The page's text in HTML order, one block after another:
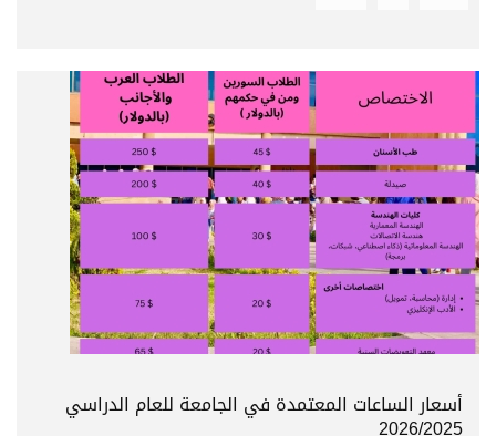
أسعار الساعات المعتمدة في الجامعة للعام الدراسي
2026/2025